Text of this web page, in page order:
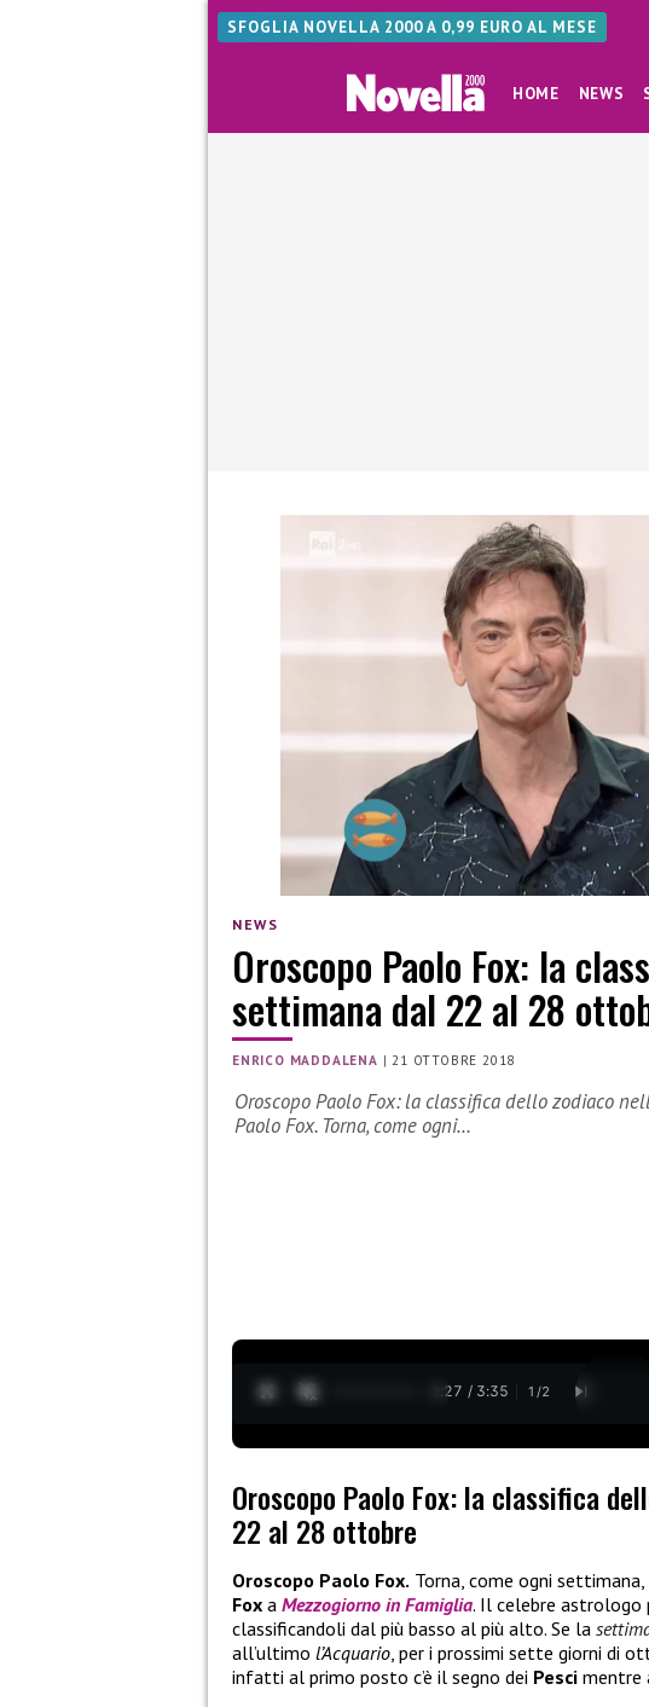
SFOGLIA NOVELLA 2000 A 0,99 EURO AL MESE
HOME NEWS
NEWS
Oroscopo Paolo Fox: la
settimana dal 22 al 28
ENRICO MADDALENA |21 OTTOBRE 2018
Oroscopo Paolo Fox: la classifica dello zodiaco
Paolo Fox. Torna, come ogni…
0:28 / 3:35 1 /2
Oroscopo Paolo Fox: la classifica
22 al 28 ottobre
Oroscopo Paolo Fox. Torna, come ogni
Fox a Mezzogiorno in Famiglia. Il celebre astrologo
classificandoli dal più basso al più alto. Se la
all’ultimo l’Acquario, per i prossimi sette giorni di
infatti al primo posto c’è il segno dei Pesci mentre